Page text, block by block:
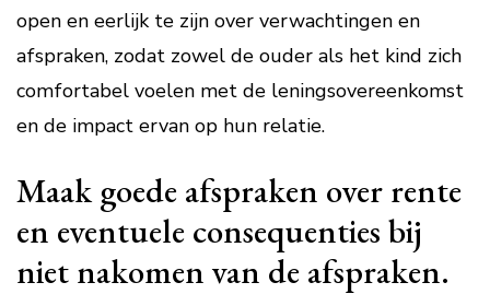
open en eerlijk te zijn over verwachtingen en
afspraken, zodat zowel de ouder als het kind zich
comfortabel voelen met de leningsovereenkomst
en de impact ervan op hun relatie.
Maak goede afspraken over rente
en eventuele consequenties bij
niet nakomen van de afspraken.